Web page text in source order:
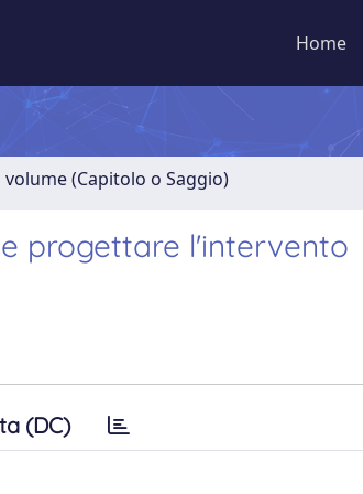
Home
(Capitolo o Saggio)
progettare l'intervento
(DC)